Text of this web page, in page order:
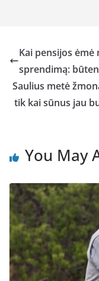
Kai pensijos
sprendimą:
Saulius metė
tik kai sūnus jau
You May